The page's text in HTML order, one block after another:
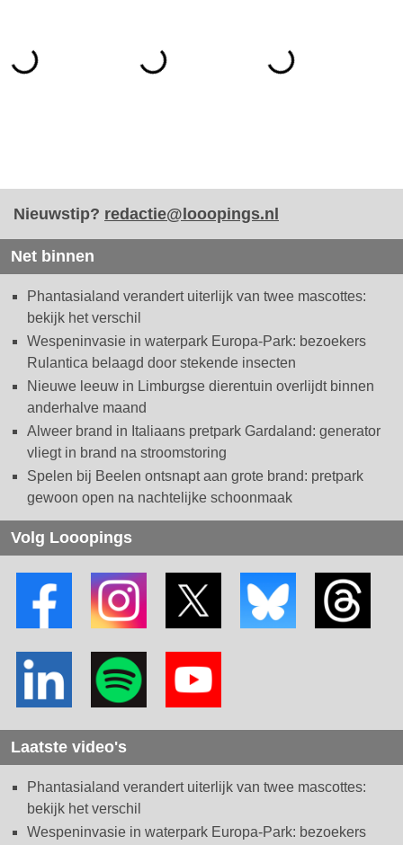
Nieuwstip? redactie@looopings.nl
Net binnen
Phantasialand verandert uiterlijk van twee mascottes:
bekijk het verschil
Wespeninvasie in waterpark Europa-Park: bezoekers
Rulantica belaagd door stekende insecten
Nieuwe leeuw in Limburgse dierentuin overlijdt binnen
anderhalve maand
Alweer brand in Italiaans pretpark Gardaland: generator
vliegt in brand na stroomstoring
Spelen bij Beelen ontsnapt aan grote brand: pretpark
gewoon open na nachtelijke schoonmaak
Volg Looopings
Laatste video's
Phantasialand verandert uiterlijk van twee mascottes:
bekijk het verschil
Wespeninvasie in waterpark Europa-Park: bezoekers